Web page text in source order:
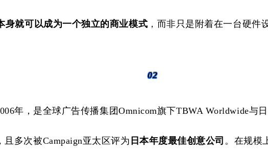
身就可以成为一个独立的商业模式 ，而非只是附着在一台硬件
02
年，是全球广告传播集团Omnicom旗下TBWA Worldwide与
且多次被Campaign亚太区评为 日本年度最佳创意公司 。在规模